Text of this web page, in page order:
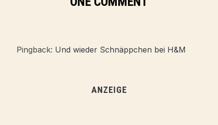
Pingback: Und wieder Schnäppchen bei H&M
ANZEIGE